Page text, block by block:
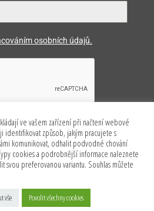
osobních údajů.
Odeslat
vyhrazena.
ve vašem zařízení při načtení webové
identifikovat způsob, jakým pracujete s
komunikovat, odhalit podvodné chování
cookies a podrobnější informace naleznete
svou preferovanou variantu. Souhlas můžete
vše Povolit všechny cookies